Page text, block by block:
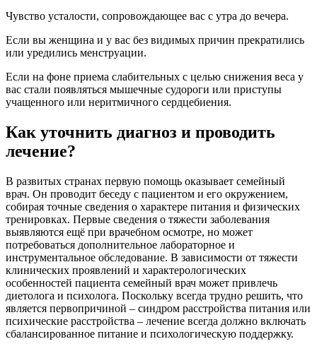
Чувство усталости, сопровождающее вас с утра до вечера.
Если вы женщина и у вас без видимых причин прекратились
или уредились менструации.
Если на фоне приема слабительных с целью снижения веса у
вас стали появляться мышечные судороги или приступы
учащенного или неритмичного сердцебиения.
Как уточнить диагноз и проводить
лечение?
В развитых странах первую помощь оказывает семейный
врач. Он проводит беседу с пациентом и его окружением,
собирая точные сведения о характере питания и физических
тренировках. Первые сведения о тяжести заболевания
выявляются ещё при врачебном осмотре, но может
потребоваться дополнительное лабораторное и
инструментальное обследование. В зависимости от тяжести
клинических проявлений и характерологических
особенностей пациента семейный врач может привлечь
диетолога и психолога. Поскольку всегда трудно решить, что
является первопричиной – синдром расстройства питания или
психические расстройства – лечение всегда должно включать
сбалансированное питание и психологическую поддержку.